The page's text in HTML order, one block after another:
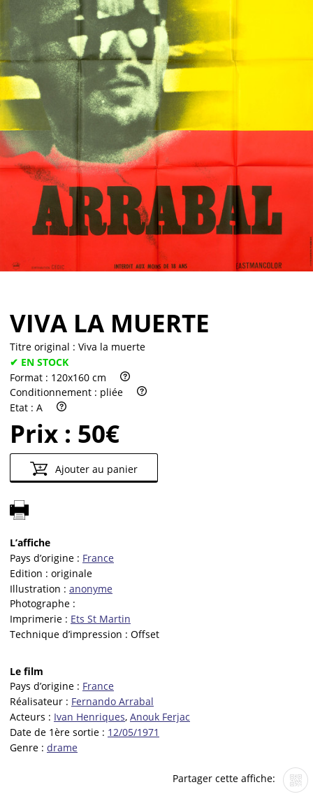
Vendre
VIVA LA MUERTE
Titre original : Viva la muerte
✔ EN STOCK
Format : 120x160 cm
Conditionnement : pliée
Etat : A
Prix : 50€
Ajouter au panier
L’affiche
Pays d’origine : France
Edition : originale
Illustration : anonyme
Photographe :
Imprimerie : Ets St Martin
Technique d’impression : Offset
Le film
Pays d’origine : France
Réalisateur : Fernando Arrabal
Acteurs : Ivan Henriques, Anouk Ferjac
Date de 1ère sortie : 12/05/1971
Genre : drame
Partager cette affiche: